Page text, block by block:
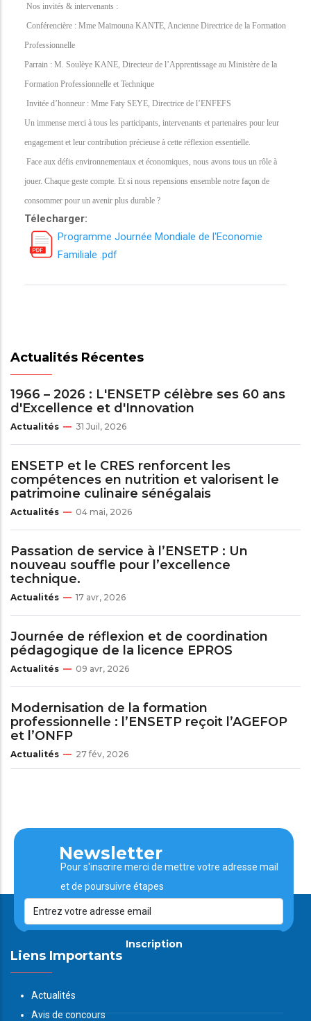
Nos invités & intervenants :
Conférencière : Mme Maïmouna KANTE, Ancienne Directrice de la Formation
Professionnelle
Parrain : M. Soulèye KANE, Directeur de l’Apprentissage au Ministère de la
Formation Professionnelle et Technique
Invitée d’honneur : Mme Faty SEYE, Directrice de l’ENFEFS
Un immense merci à tous les participants, intervenants et partenaires pour leur
engagement et leur contribution précieuse à cette réflexion essentielle.
Face aux défis environnementaux et économiques, nous avons tous un rôle à
jouer. Chaque geste compte. Et si nous repensions ensemble notre façon de
consommer pour un avenir plus durable ?
Télecharger:
Programme Journée Mondiale de l'Economie
Familiale .pdf
Actualités Récentes
1966 – 2026 : L'ENSETP célèbre ses 60 ans
d'Excellence et d'Innovation
Actualités 31 Juil, 2026
ENSETP et le CRES renforcent les
compétences en nutrition et valorisent le
patrimoine culinaire sénégalais
Actualités 04 mai, 2026
Passation de service à l’ENSETP : Un
nouveau souffle pour l’excellence
technique.
Actualités 17 avr, 2026
Journée de réflexion et de coordination
pédagogique de la licence EPROS
Actualités 09 avr, 2026
Modernisation de la formation
professionnelle : l’ENSETP reçoit l’AGEFOP
et l’ONFP
Actualités 27 fév, 2026
Newsletter
Pour s'inscrire merci de mettre votre adresse mail
et de poursuivre étapes
Inscription
Liens Importants
Actualités
Avis de concours